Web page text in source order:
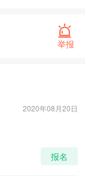
举报
2020年08月20日
报名